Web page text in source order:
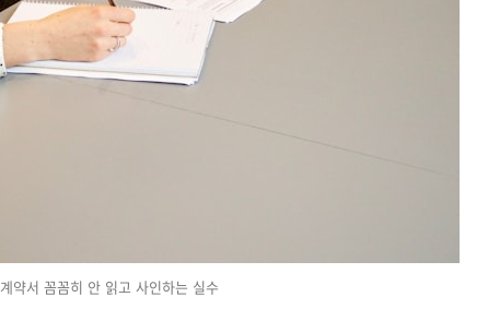
계약서 꼼꼼히 안 읽고 사인하는 실수